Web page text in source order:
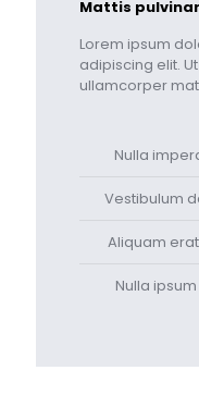
Mattis
Lorem ipsum
adipiscing elit.
ullamcorper
Nulla
Vestibulum
Aliquam
Nulla